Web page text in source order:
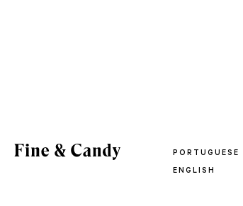
PORTUGUESE
ENGLISH